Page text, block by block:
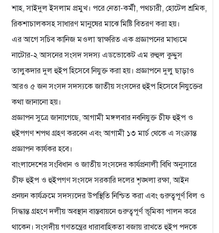
শাহ, সাইদুল ইসলাম প্রমুখ। পরে নেতা-কর্মী, পথচারী, হোটেল শ্রমিক,
রিকশাচালকসহ সাধারণ মানুষের মাঝে মিষ্টি বিতরণ করা হয়।
এর আগে সচিব কানিজ মওলা স্বাক্ষরিত এক প্রজ্ঞাপনের মাধ্যমে
নাটোর-২ আসনের সংসদ সদস্য এডভোকেট এম রুহুল কুদ্দুস
তালুকদার দুল হুইপ হিসেবে নিযুক্ত করা হয়। প্রজ্ঞাপনে দুলু ছাড়াও
আরও ৫ জন সংসদ সদস্যকে জাতীয় সংসদের হুইপ হিসেবে নিযুক্তের
কথা জানানো হয়।
প্রজ্ঞাপন সুত্রে জানাগেছে, আগামী মঙ্গলবার নবনিযুক্ত চীফ হুইপ ও
হুইপগণ শপথ গ্রহণ করবেন এবং আগামী ১৩ মার্চ থেকে এ সংক্রান্ত
প্রজ্ঞাপন কার্যকর হবে।
বাংলাদেশের সংবিধান ও জাতীয় সংসদের কার্যপ্রনালী বিধি অনুসারে
চীফ হুইপ ও হুইপগণ সংসদে সরকারি দলের শৃঙ্খলা রক্ষা, আইন
প্রনয়ন কার্যক্রমে সদস্যদের উপস্থিতি নিশ্চিত করা এবং গুরুত্বপূর্ণ বিল ও
সিদ্ধান্ত গ্রহণে দলীয় অবস্থান বাস্তবায়নে গুরুত্বপূর্ণ ভূমিকা পালন করে
থাকেন। সংসদীয় গণতন্ত্রের ধারাবাহিকতা বজায় রাখতে হুইপ পদকে